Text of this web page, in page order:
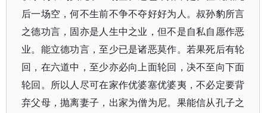
后一场空，何不生前不争不夺好好为人。叔孙豹所言
之德功言，固亦是人生中之业，但不是自私自愿作恶
业。能立德功言，至少已是诸恶莫作。若果死后有轮
回，在六道中，至少亦必向上面轮回，决不至向下面
轮回。所以人尽可在家作优婆塞优婆夷，不必定要背
弃父母，抛离妻子，出家为僧为尼。果能信从孔子之